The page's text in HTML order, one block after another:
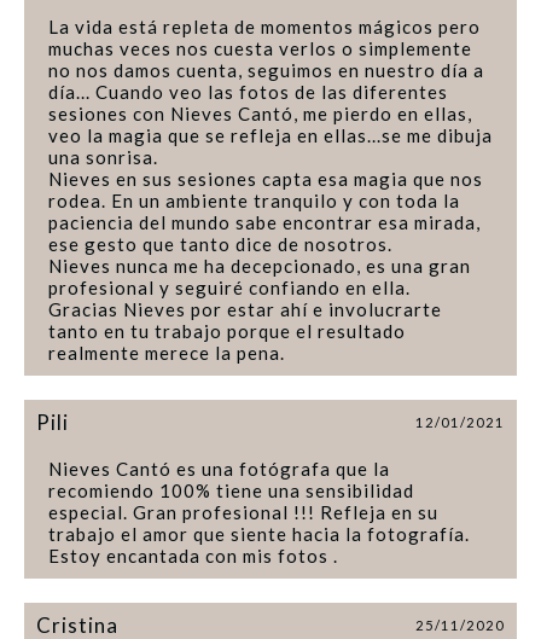
La vida está repleta de momentos mágicos pero
muchas veces nos cuesta verlos o simplemente
no nos damos cuenta, seguimos en nuestro día a
día... Cuando veo las fotos de las diferentes
sesiones con Nieves Cantó, me pierdo en ellas,
veo la magia que se refleja en ellas...se me dibuja
una sonrisa.
Nieves en sus sesiones capta esa magia que nos
rodea. En un ambiente tranquilo y con toda la
paciencia del mundo sabe encontrar esa mirada,
ese gesto que tanto dice de nosotros.
Nieves nunca me ha decepcionado, es una gran
profesional y seguiré confiando en ella.
Gracias Nieves por estar ahí e involucrarte
tanto en tu trabajo porque el resultado
realmente merece la pena.
Pili 12/01/2021
Nieves Cantó es una fotógrafa que la
recomiendo 100% tiene una sensibilidad
especial. Gran profesional !!! Refleja en su
trabajo el amor que siente hacia la fotografía.
Estoy encantada con mis fotos .
Cristina 25/11/2020